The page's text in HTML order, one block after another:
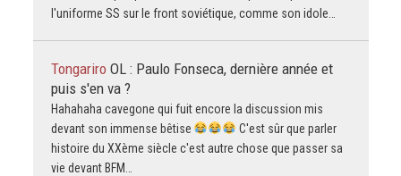
l'uniforme SS sur le front soviétique, comme son idole…
Tongariro OL : Paulo Fonseca, dernière année et
puis s'en va ?
Hahahaha cavegone qui fuit encore la discussion mis
devant son immense bêtise
C'est sûr que parler
histoire du XXème siècle c'est autre chose que passer sa
vie devant BFM…